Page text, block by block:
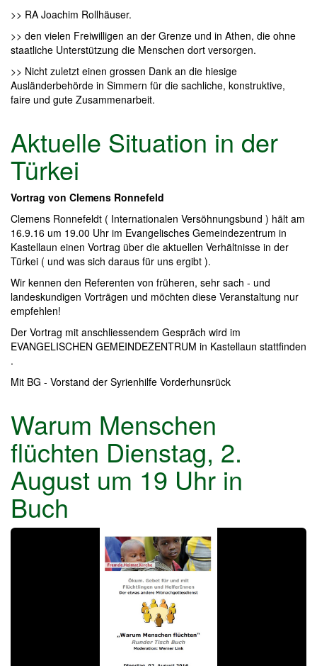
>> RA Joachim Rollhäuser.
>> den vielen Freiwilligen an der Grenze und in Athen, die ohne
staatliche Unterstützung die Menschen dort versorgen.
>> Nicht zuletzt einen grossen Dank an die hiesige
Ausländerbehörde in Simmern für die sachliche, konstruktive,
faire und gute Zusammenarbeit.
Aktuelle Situation in der
Türkei
Vortrag von Clemens Ronnefeld
Clemens Ronnefeldt ( Internationalen Versöhnungsbund ) hält am
16.9.16 um 19.00 Uhr im Evangelisches Gemeindezentrum in
Kastellaun einen Vortrag über die aktuellen Verhältnisse in der
Türkei ( und was sich daraus für uns ergibt ).
Wir kennen den Referenten von früheren, sehr sach - und
landeskundigen Vorträgen und möchten diese Veranstaltung nur
empfehlen!
Der Vortrag mit anschliessendem Gespräch wird im
EVANGELISCHEN GEMEINDEZENTRUM in Kastellaun stattfinden
.
Mit BG - Vorstand der Syrienhilfe Vorderhunsrück
Warum Menschen
flüchten Dienstag, 2.
August um 19 Uhr in
Buch